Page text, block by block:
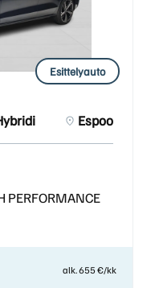
Esittelyauto
Espoo
PERFORMANCE
alk. 655 €/kk